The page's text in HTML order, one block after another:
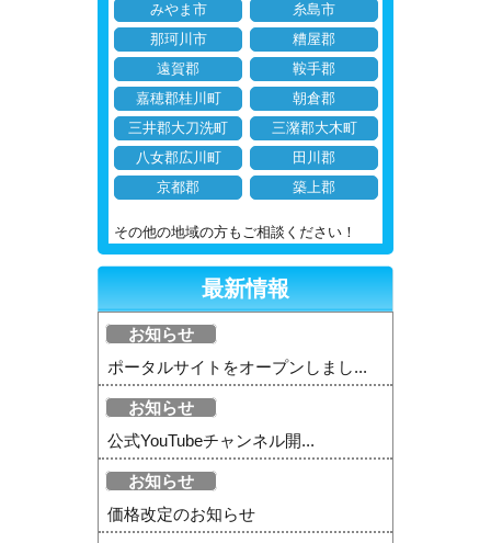
みやま市
糸島市
那珂川市
糟屋郡
遠賀郡
鞍手郡
嘉穂郡桂川町
朝倉郡
三井郡大刀洗町
三潴郡大木町
八女郡広川町
田川郡
京都郡
築上郡
その他の地域の方もご相談ください！
最新情報
お知らせ
ポータルサイトをオープンしまし...
お知らせ
公式YouTubeチャンネル開...
お知らせ
価格改定のお知らせ